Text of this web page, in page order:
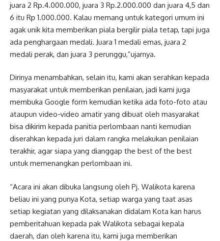
juara 2 Rp.4.000.000, juara 3 Rp.2.000.000 dan juara 4,5 dan
6 itu Rp 1.000.000. Kalau memang untuk kategori umum ini
agak unik kita memberikan piala bergilir piala tetap, tapi juga
ada penghargaan medali. Juara 1 medali emas, juara 2
medali perak, dan juara 3 perunggu,”ujarnya.
Dirinya menambahkan, selain itu, kami akan serahkan kepada
masyarakat untuk memberikan penilaian, jadi kami juga
membuka Google form kemudian ketika ada foto-foto atau
ataupun video-video amatir yang dibuat oleh masyarakat
bisa dikirim kepada panitia perlombaan nanti kemudian
diserahkan kepada juri dalam rangka melakukan penilaian
terakhir, agar siapa yang dianggap the best of the best
untuk memenangkan perlombaan ini.
“Acara ini akan dibuka langsung oleh Pj. Walikota karena
beliau ini yang punya Kota, setiap warga yang taat asas
setiap kegiatan yang dilaksanakan didalam Kota kan harus
pemberitahuan kepada pak Walikota sebagai kepala
daerah, dan oleh karena itu, kami juga memberikan